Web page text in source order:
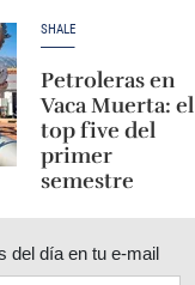
SHALE
Petroleras en
Vaca Muerta: el
top five del
primer
semestre
del día en tu e-mail